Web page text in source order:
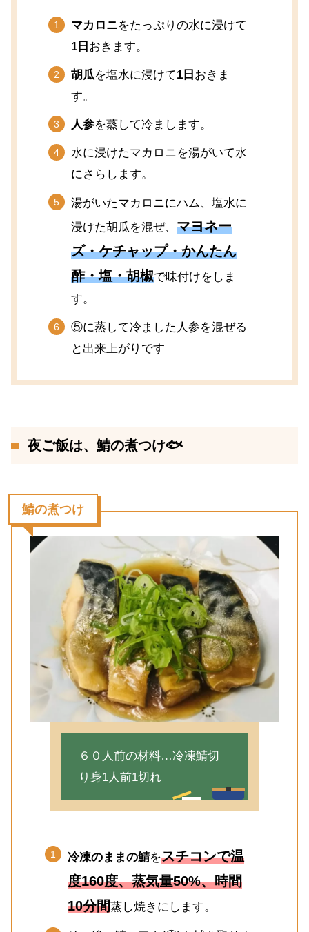
マカロニをたっぷりの水に浸けて
1日 おきます。
胡瓜を塩水に浸けて1日 おきま
す。
人参を蒸して冷まします。
水に浸けたマカロニを湯がいて水
にさらします。
湯がいたマカロニにハム、塩水に
浸けた胡瓜を混ぜ、 マヨネー
ズ・ケチャップ・かんたん
酢・塩・胡椒で味付けをしま
す。
⑤に蒸して冷ました人参を混ぜる
と出来上がりです
夜ご飯は、鯖の煮つけ🐟
鯖の煮つけ
６０人前の材料…冷凍鯖切
り身1人前1切れ
冷凍のままの鯖をスチコンで温
度160度、蒸気量50%、時間
10分間蒸し焼きにします。